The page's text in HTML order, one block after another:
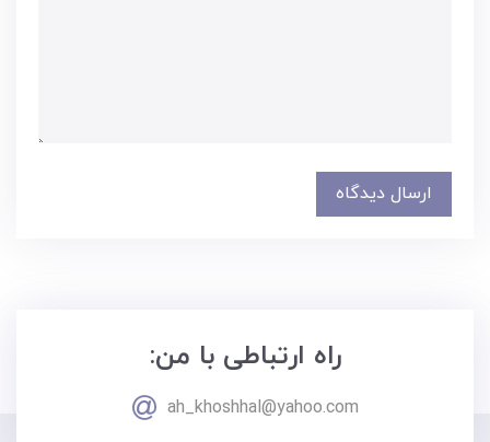
ارسال دیدگاه
راه ارتباطی با من:
ah_khoshhal@yahoo.com